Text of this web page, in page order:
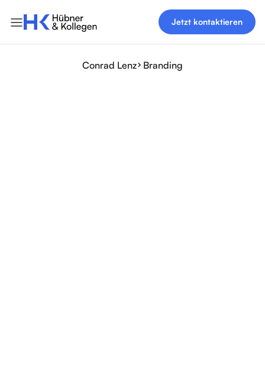
Jetzt kontaktieren
Conrad Lenz Branding